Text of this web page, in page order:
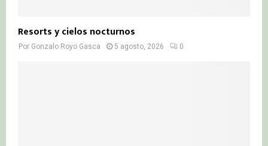
Resorts y cielos nocturnos
Por Gonzalo Royo Gasca 5 agosto, 2026 0